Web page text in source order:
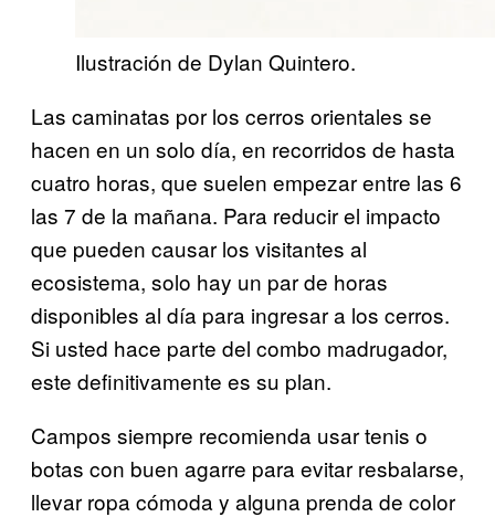
Ilustración de Dylan Quintero.
Las caminatas por los cerros orientales se
hacen en un solo día, en recorridos de hasta
cuatro horas, que suelen empezar entre las 6
las 7 de la mañana. Para reducir el impacto
que pueden causar los visitantes al
ecosistema, solo hay un par de horas
disponibles al día para ingresar a los cerros.
Si usted hace parte del combo madrugador,
este definitivamente es su plan.
Campos siempre recomienda usar tenis o
botas con buen agarre para evitar resbalarse,
llevar ropa cómoda y alguna prenda de color